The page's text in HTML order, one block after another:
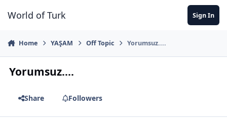
World of Turk Sign In
Home YAŞAM Off Topic Yorumsuz....
Yorumsuz....
Share Followers